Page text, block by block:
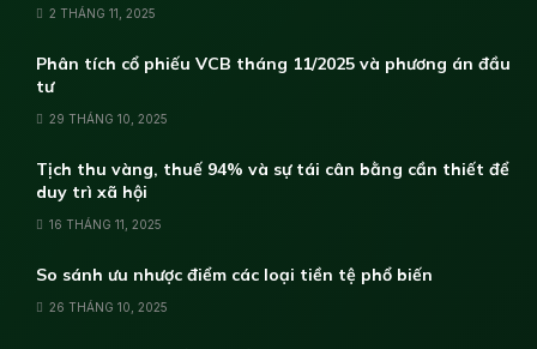
2 THÁNG 11, 2025
Phân tích cổ phiếu VCB tháng 11/2025 và phương án đầu
tư
29 THÁNG 10, 2025
Tịch thu vàng, thuế 94% và sự tái cân bằng cần thiết để
duy trì xã hội
16 THÁNG 11, 2025
So sánh ưu nhược điểm các loại tiền tệ phổ biến
26 THÁNG 10, 2025